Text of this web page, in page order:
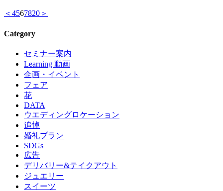
＜ 4567820 ＞
Category
セミナー案内
Learning 動画
企画・イベント
フェア
花
DATA
ウエディングロケーション
追悼
婚礼プラン
SDGs
広告
デリバリー&テイクアウト
ジュエリー
スイーツ